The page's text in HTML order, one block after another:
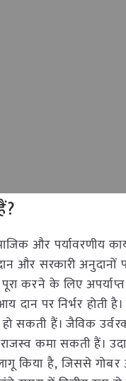
और पर्यावरणीय
और सरकारी
करने के लिए
पर निर्भर होती
हो सकती हैं। जैविक
कमा सकती हैं।
किया है, जिससे